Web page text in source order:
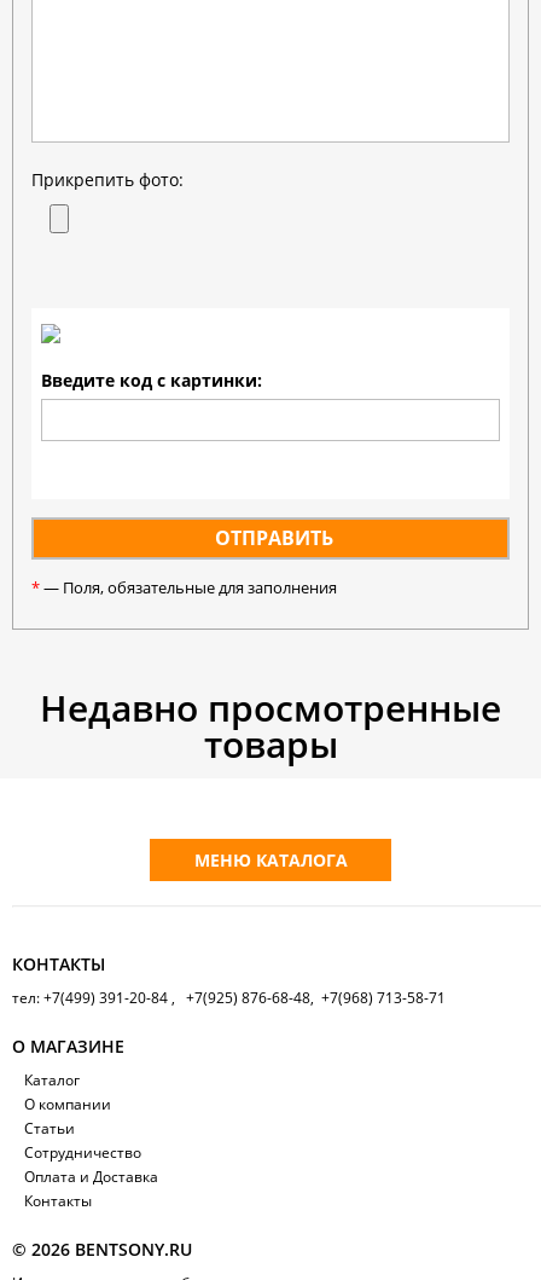
Прикрепить фото:
Введите код с картинки:
*— Поля, обязательные для заполнения
Недавно просмотренные
товары
МЕНЮ КАТАЛОГА
КОНТАКТЫ
тел: +7(499) 391-20-84 , +7(925) 876-68-48, +7(968) 713-58-71
О МАГАЗИНЕ
Каталог
О компании
Статьи
Сотрудничество
Оплата и Доставка
Контакты
© 2026 BENTSONY.RU